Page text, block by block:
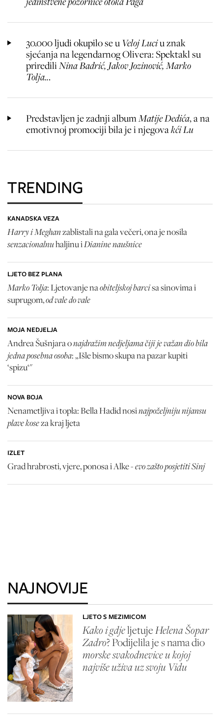
30.000 ljudi okupilo se uVeloj Luciu znak
sjećanja na legendarnog Olivera: Spektakl su
prirediliNina Badrić, Jakov Jozinović, Marko
Tolja...
Predstavljen je zadnji albumMatije Dedića, a na
emotivnoj promociji bila je i njegovakći Lu
TRENDING
KANADSKA VEZA
Harry i Meghanzablistali na gala večeri, ona je nosila
senzacionalnuhaljinu iDianine naušnice
LJETO BEZ PLANA
Marko Tolja: Ljetovanje naobiteljskoj barcisa sinovima i
suprugom,od vale do vale
MOJA NEDJELJA
Andrea Šušnjara onajdražim nedjeljama čiji je važan dio bila
jedna posebna osoba: „Išle bismo skupa na pazar kupiti
‘spizu‘"
NOVA BOJA
Nenametljiva i topla: Bella Hadid nosinajpoželjniju nijansu
plave koseza kraj ljeta
IZLET
Grad hrabrosti, vjere, ponosa i Alke -evo zašto posjetiti Sinj
NAJNOVIJE
LJETO S MEZIMICOM
Kako i gdjeljetujeHelena Šopar
Zadro? Podijelila je s nama dio
morske svakodnevice u kojoj
najviše uživa uz svoju Vidu